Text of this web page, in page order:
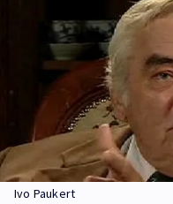
Ivo Paukert